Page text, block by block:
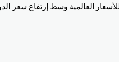
العالمية وسط إرتفاع سعر